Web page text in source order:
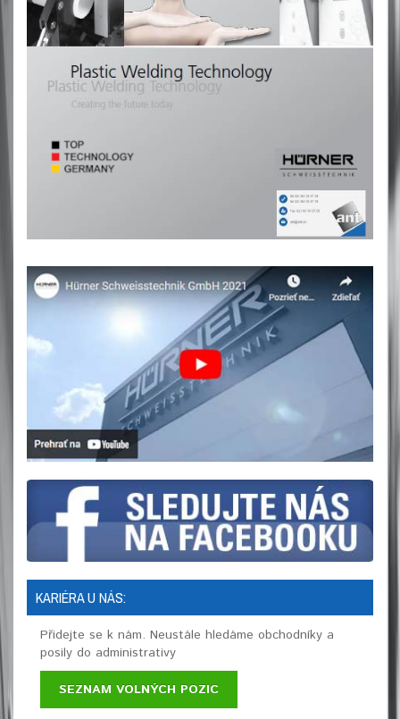
KARIÉRA U NÁS:
Přidejte se k nám. Neustále hledáme obchodníky a
posily do administrativy
SEZNAM VOLNÝCH POZIC